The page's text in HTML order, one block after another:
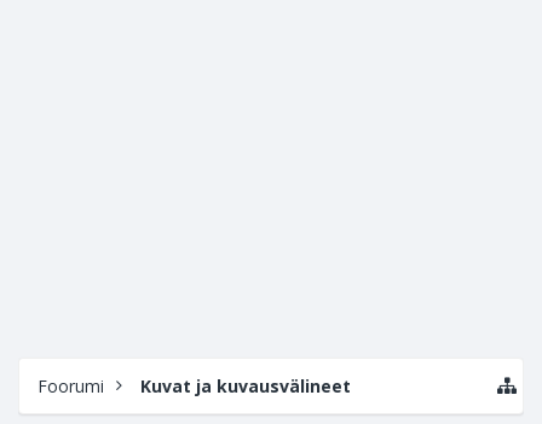
Foorumi Kuvat ja kuvausvälineet